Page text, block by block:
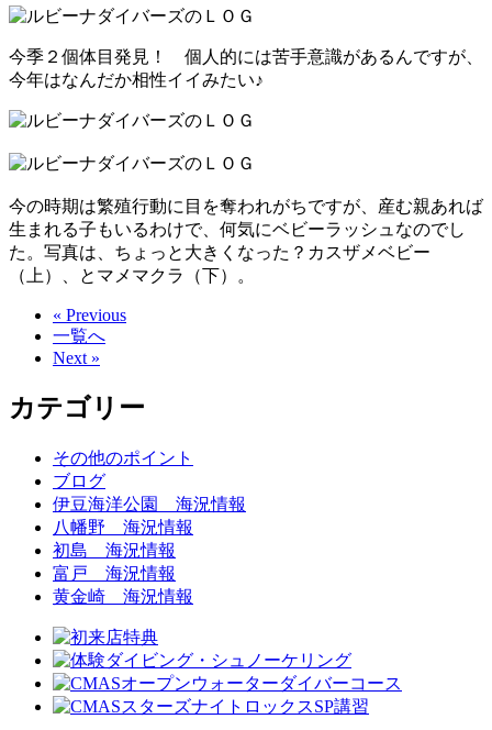
今季２個体目発見！ 個人的には苦手意識があるんですが、
今年はなんだか相性イイみたい♪
今の時期は繁殖行動に目を奪われがちですが、産む親あれば
生まれる子もいるわけで、何気にベビーラッシュなのでし
た。写真は、ちょっと大きくなった？カスザメベビー
（上）、とマメマクラ（下）。
« Previous
一覧へ
Next »
カテゴリー
その他のポイント
ブログ
伊豆海洋公園 海況情報
八幡野 海況情報
初島 海況情報
富戸 海況情報
黄金崎 海況情報